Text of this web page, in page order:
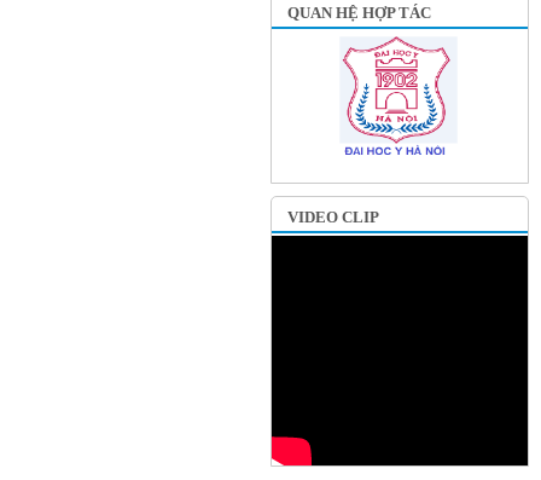
QUAN HỆ HỢP TÁC
VIDEO CLIP